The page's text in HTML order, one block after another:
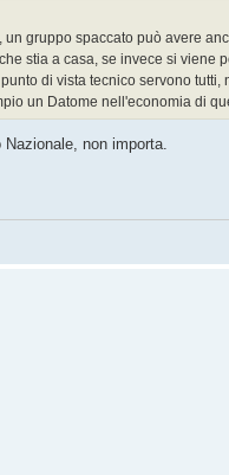
gruppo spaccato può avere
stia a casa, se invece si viene
di vista tecnico servono
un Datome nell'economia di
non importa.